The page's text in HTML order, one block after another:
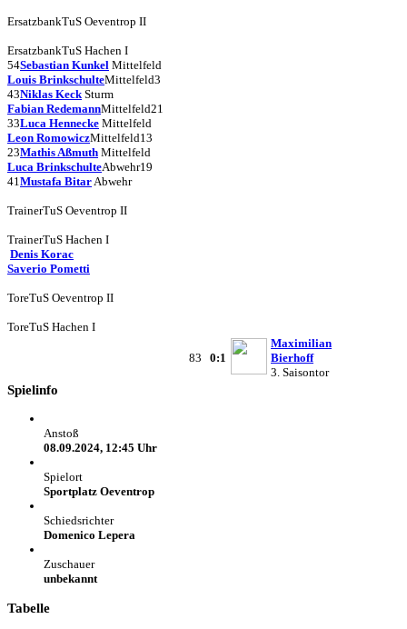
ErsatzbankTuS Oeventrop II
ErsatzbankTuS Hachen I
54Sebastian Kunkel Mittelfeld
Louis BrinkschulteMittelfeld3
43Niklas Keck Sturm
Fabian RedemannMittelfeld21
33Luca Hennecke Mittelfeld
Leon RomowiczMittelfeld13
23Mathis Aßmuth Mittelfeld
Luca BrinkschulteAbwehr19
41Mustafa BitarAbwehr
TrainerTuS Oeventrop II
TrainerTuS Hachen I
Denis Korac
Saverio Pometti
ToreTuS Oeventrop II
ToreTuS Hachen I
83 0:1
Maximilian
Bierhoff
3. Saisontor
Spielinfo
Anstoß
08.09.2024, 12:45 Uhr
Spielort
Sportplatz Oeventrop
Schiedsrichter
Domenico Lepera
Zuschauer
unbekannt
Tabelle